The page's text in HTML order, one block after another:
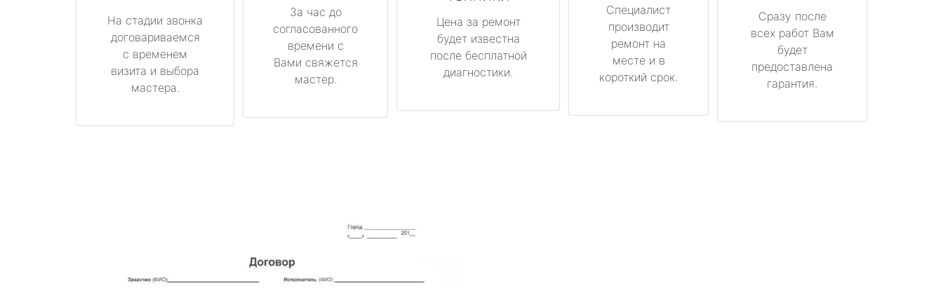
На стадии звонка
договариваемся
с временем
визита и выбора
мастера.
За час до
согласованного
времени с
Вами свяжется
мастер.
Цена за ремонт
будет известна
после бесплатной
диагностики.
Специалист
производит
ремонт на
месте и в
короткий срок.
Сразу после
всех работ Вам
будет
предоставлена
гарантия.